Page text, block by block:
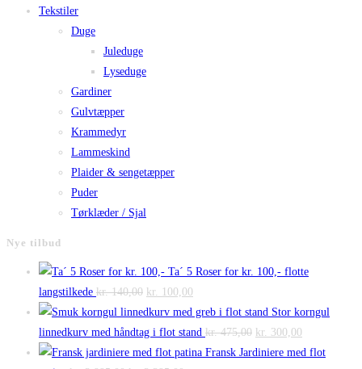
Tekstiler
Duge
Juleduge
Lyseduge
Gardiner
Gulvtæpper
Krammedyr
Lammeskind
Plaider & sengetæpper
Puder
Tørklæder / Sjal
Nye tilbud
Ta´ 5 Roser for kr. 100,- flotte
langstilkede kr.140,00 Den
oprindelige
pris
var:
kr. 100,00
aktuelle
pris
er:
Stor korngul
linnedkurv med håndtag i flot stand kr.475,00 Den
oprindelige
kr. 300,00
aktuelle
Fransk Jardiniere med flot